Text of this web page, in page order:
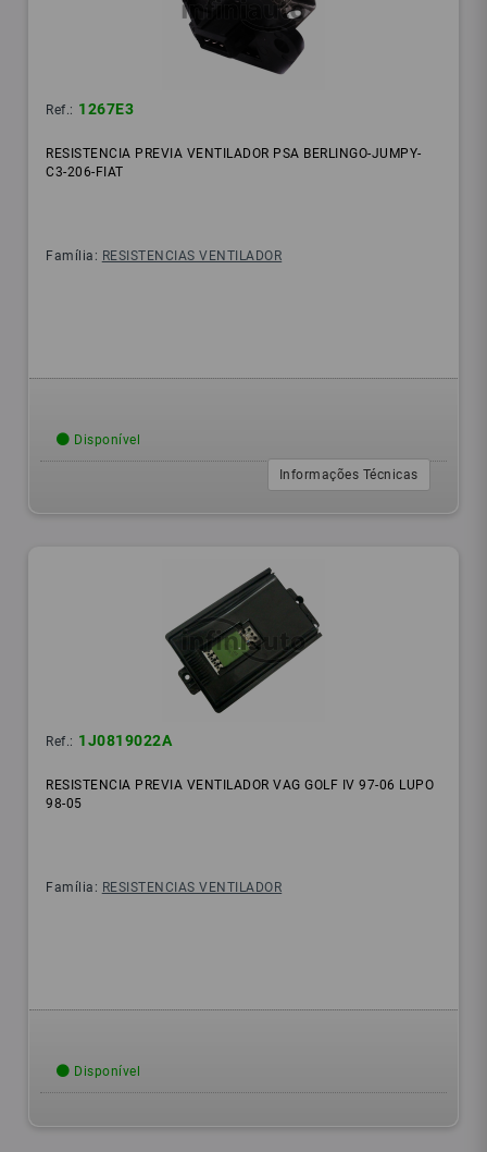
Ref.: 1267E3
RESISTENCIA PREVIA VENTILADOR PSA BERLINGO-JUMPY-
C3-206-FIAT
Família: RESISTENCIAS VENTILADOR
Disponível
Informações Técnicas
Ref.: 1J0819022A
RESISTENCIA PREVIA VENTILADOR VAG GOLF IV 97-06 LUPO
98-05
Família: RESISTENCIAS VENTILADOR
Disponível